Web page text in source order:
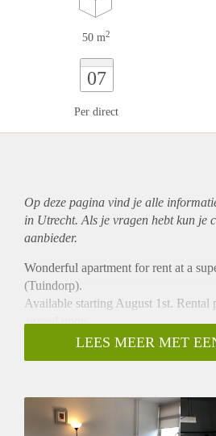
50 m2
07
Per direct
Op deze pagina vind je alle
in Utrecht. Als je vragen hebt kun je
aanbieder.
Wonderful apartment for rent at a
(Tuindorp).
Available starting August 1st. Rental
agreed upon.
On 1st floor of apartment building:
hallway, Living room, Kitchen,
location is close to everything and
minutes away. Perfect for starting
LEES MEER MET